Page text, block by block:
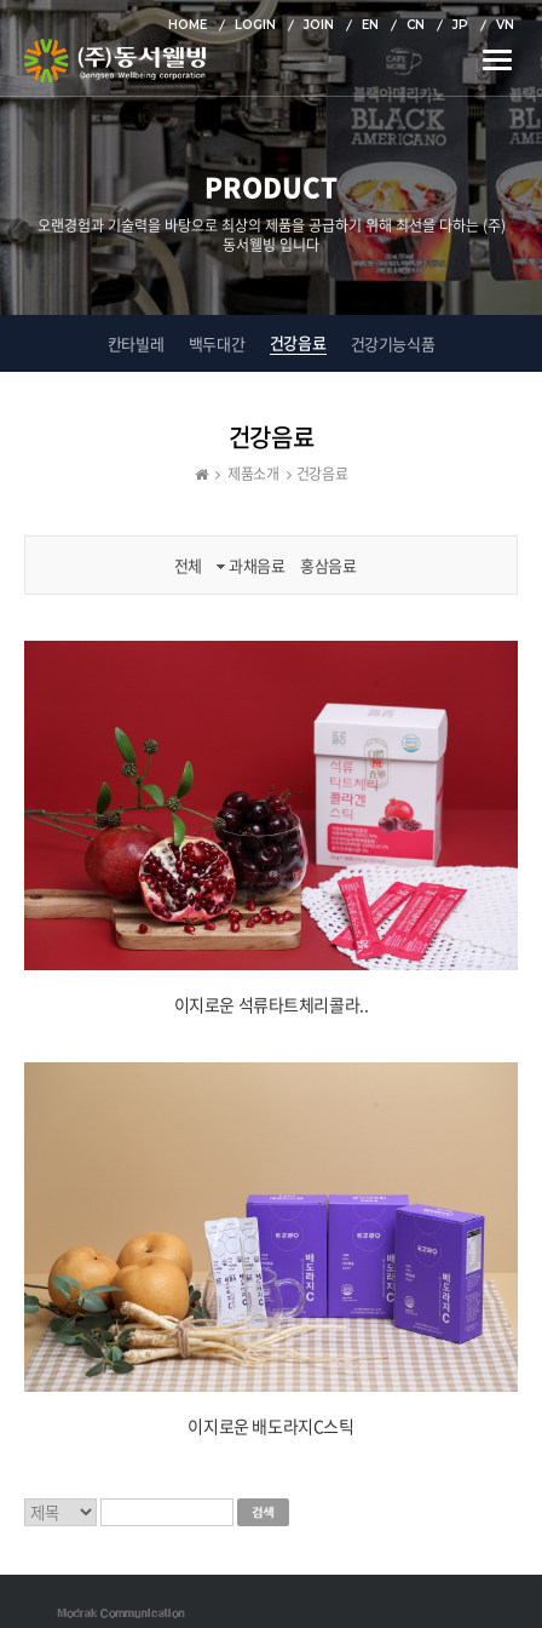
HOME LOGIN JOIN EN CN JP VN
Toggle
PRODUCT
오랜경험과 기술력을 바탕으로 최상의 제품을 공급하기 위해 최선을 다하는 (주)
동서웰빙 입니다
칸타빌레 백두대간 건강음료 건강기능식품
건강음료
제품소개 건강음료
전체 과채음료 홍삼음료
이지로운 석류타트체리콜라..
이지로운 배도라지C스틱